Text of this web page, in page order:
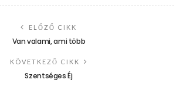
ELŐZŐ CIKK
Van valami, ami több
KÖVETKEZŐ CIKK
Szentséges Éj